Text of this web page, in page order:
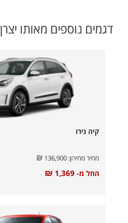
דגמים נוספים מאותו יצרן
קיה נירו
מחיר מחירון: ₪
החל מ- ₪